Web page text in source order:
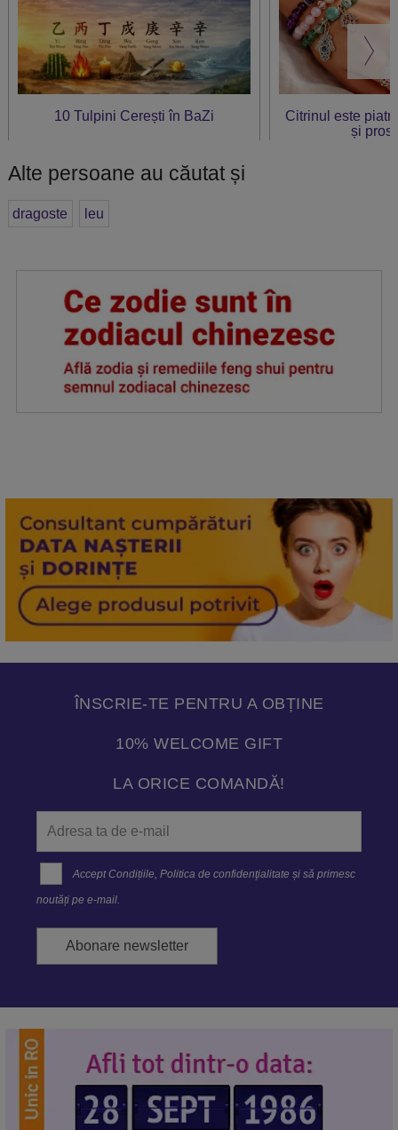
10 Tulpini Cerești în BaZi
Citrinul este
și
Alte persoane au căutat și
dragoste leu
ÎNSCRIE-TE PENTRU A OBȚINE
10% WELCOME GIFT
LA ORICE COMANDĂ!
Accept Condițiile ,Politica de confidenţialitate și să primesc
noutăți pe e-mail.
Abonare newsletter